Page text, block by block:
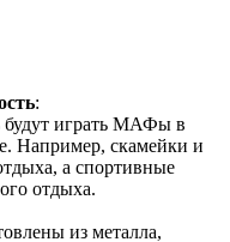
:
будут играть МАФы в
Например, скамейки и
а спортивные
отдыха.
из металла,